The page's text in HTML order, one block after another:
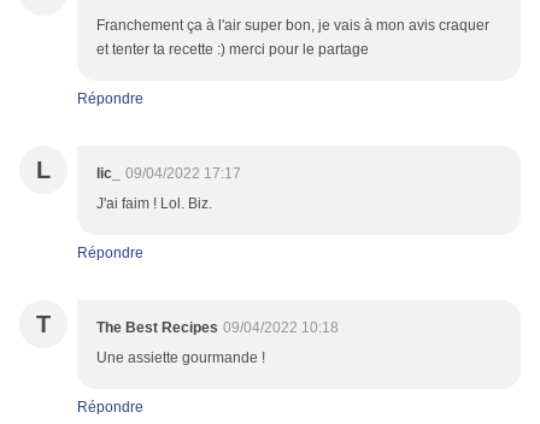
Franchement ça à l'air super bon, je vais à mon avis craquer
et tenter ta recette :) merci pour le partage
Répondre
L lic_
09/04/2022 17:17
J'ai faim ! Lol. Biz.
Répondre
T The Best Recipes 09/04/2022 10:18
Une assiette gourmande !
Répondre